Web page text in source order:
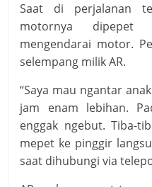
Saat di perjalanan
motornya dipepet
mengendarai motor.
selempang milik AR.
“Saya mau ngantar
jam enam lebihan.
enggak ngebut. Tiba-
mepet ke pinggir
saat dihubungi via